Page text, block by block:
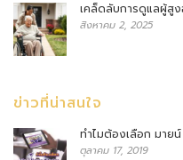
เคล็ดลับการดูแลผู้สู
สิงหาคม 2, 2025
ข่าวที่น่าสนใจ
ทำไมต้องเลือก มาย
ตุลาคม 17, 2019